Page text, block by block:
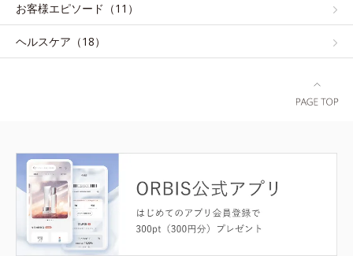
お客様エピソード（11）
ヘルスケア（18）